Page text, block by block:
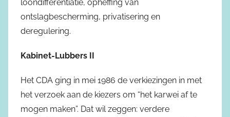
loondifferentiatie, opheffing van
ontslagbescherming, privatisering en
deregulering.
Kabinet-Lubbers II
Het CDA ging in mei 1986 de verkiezingen in met
het verzoek aan de kiezers om “het karwei af te
mogen maken”. Dat wil zeggen: verdere